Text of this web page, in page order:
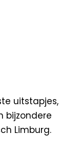
uitstapjes,
bijzondere
Limburg.